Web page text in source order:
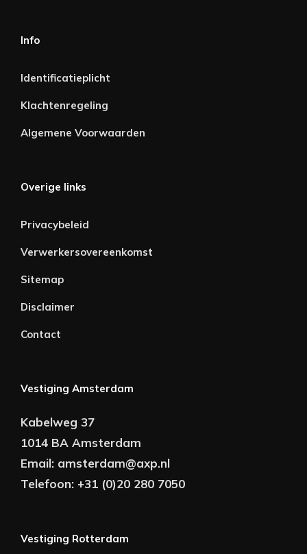
Info
Identificatieplicht
Klachtenregeling
Algemene Voorwaarden
Overige links
Privacybeleid
Verwerkersovereenkomst
Sitemap
Disclaimer
Contact
Vestiging Amsterdam
Kabelweg 37
1014 BA Amsterdam
Email: amsterdam@axp.nl
Telefoon: +31 (0)20 280 7050
Vestiging Rotterdam